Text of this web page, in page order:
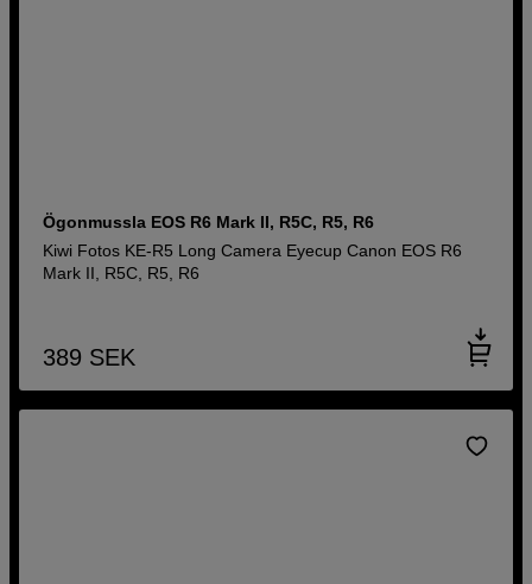
Ögonmussla EOS R6 Mark II, R5C, R5, R6
Kiwi Fotos KE-R5 Long Camera Eyecup Canon EOS R6
Mark II, R5C, R5, R6
389 SEK